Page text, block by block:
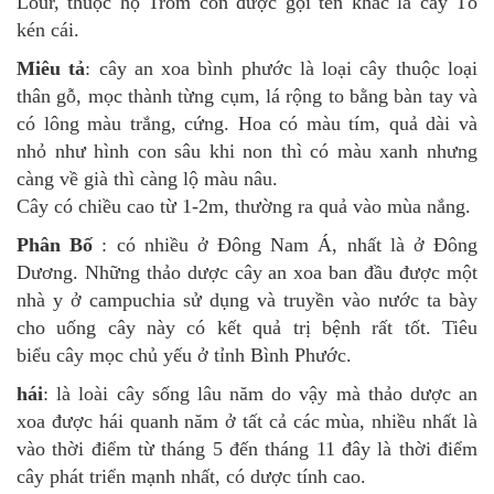
kén cái.
Miêu tả: cây an xoa bình phước là loại cây thuộc loại
thân gỗ, mọc thành từng cụm, lá rộng to bằng bàn tay và
có lông màu trắng, cứng. Hoa có màu tím, quả dài và
nhỏ như hình con sâu khi non thì có màu xanh nhưng
càng về già thì càng lộ màu nâu.
Cây có chiều cao từ 1-2m, thường ra quả vào mùa nắng.
Phân Bố : có nhiều ở Đông Nam Á, nhất là ở Đông
Dương. Những thảo dược cây an xoa ban đầu được một
nhà y ở campuchia sử dụng và truyền vào nước ta bày
cho uống cây này có kết quả trị bệnh rất tốt. Tiêu
biểu cây mọc chủ yếu ở tỉnh Bình Phước.
hái: là loài cây sống lâu năm do vậy mà thảo dược an
xoa được hái quanh năm ở tất cả các mùa, nhiều nhất là
vào thời điểm từ tháng 5 đến tháng 11 đây là thời điểm
cây phát triển mạnh nhất, có dược tính cao.